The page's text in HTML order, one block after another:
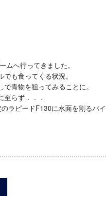
へ行ってきました。
も食ってくる状況。
青物を狙ってみることに。
らず．．．
ラピードF130に水面を割るバイ